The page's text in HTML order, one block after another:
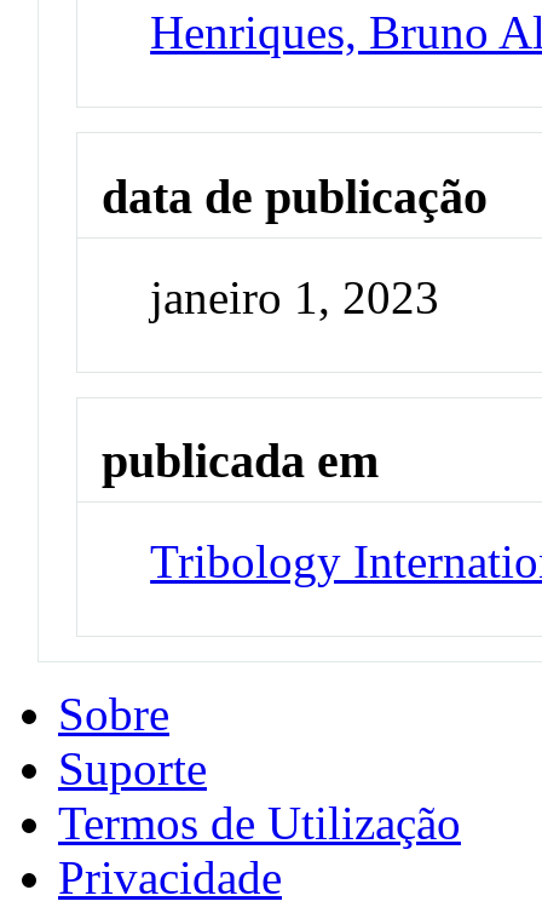
Henriques, Bruno
data de publicação
janeiro 1, 2023
publicada em
Tribology
Sobre
Suporte
Termos de Utilização
Privacidade